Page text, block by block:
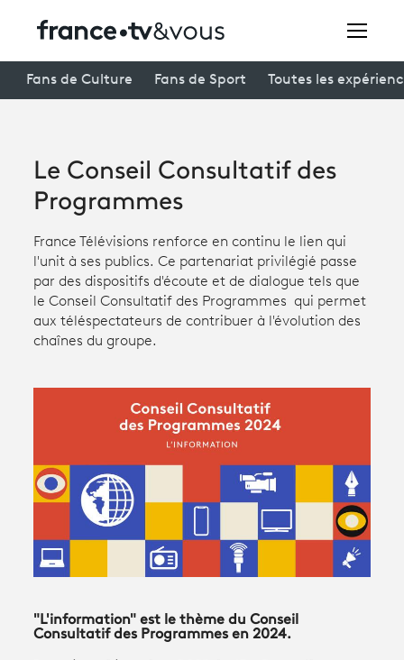
connexion
Participer et assister à une émission
À votre écoute
Productions et innovation
Fans de Culture Fans de Sport Toutes les
Le Conseil Consultatif des
Programmes
France Télévisions renforce en continu le lien qui
l'unit à ses publics. Ce partenariat privilégié passe
par des dispositifs d'écoute et de dialogue tels que
le Conseil Consultatif des Programmes qui permet
aux téléspectateurs de contribuer à l'évolution des
chaînes du groupe.
"L'information" est le thème du Conseil
Consultatif des Programmes en 2024.